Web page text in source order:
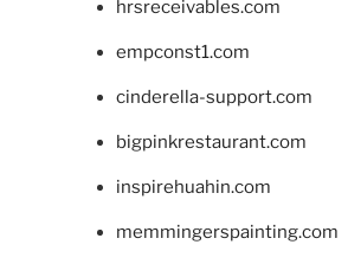
hrsreceivables.com
empconst1.com
cinderella-support.com
bigpinkrestaurant.com
inspirehuahin.com
memmingerspainting.com